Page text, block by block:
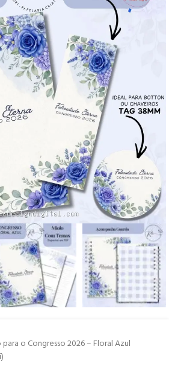
para o Congresso 2026 – Floral Azul